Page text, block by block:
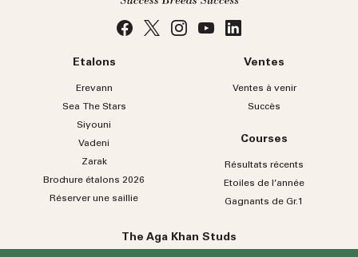
Etalons
Erevann
Sea TheStars
Siyouni
Vadeni
Zarak
Brochure étalons 2026
Réserver une saillie
Ventes
Ventes à venir
Succès
Courses
Résultats récents
Etoiles de l’année
Gagnants de Gr.1
The Aga Khan Studs